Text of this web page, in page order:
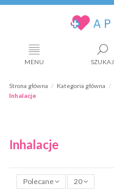
MENU SZUKAJ
Strona główna Kategoria główna
Inhalacje
Inhalacje
Polecane 20